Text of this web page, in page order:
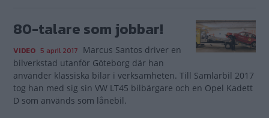
80-talare som jobbar!
VIDEO 5 april 2017 Marcus Santos driver en
bilverkstad utanför Göteborg där han
använder klassiska bilar i verksamheten. Till Samlarbil 2017
tog han med sig sin VW LT45 bilbärgare och en Opel Kadett
D som används som lånebil.